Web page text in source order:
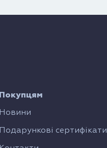
Покупцям
Новини
Подарункові сертифікати